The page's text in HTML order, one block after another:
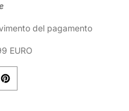
del pagamento
EURO